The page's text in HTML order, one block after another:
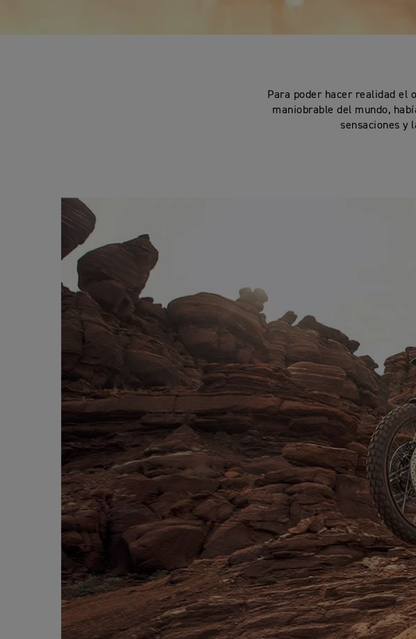
Para poder hacer realidad el
maniobrable del mundo,
sensaciones y